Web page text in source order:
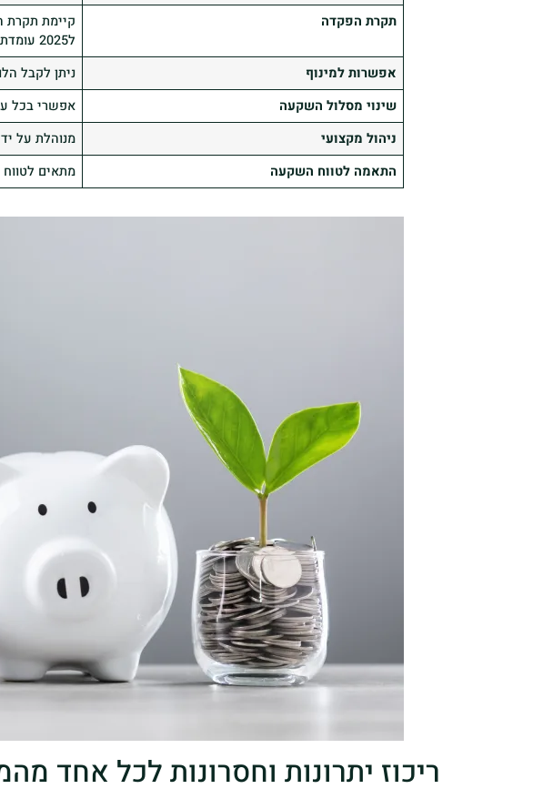
תקרת הפקדה
קיימת תקרת
ל2025 עומדת על 81,711 ש"ח לשנה.
אפשרות למינוף ניתן לקבל
שינוי מסלול השקעה
אפשרי בכל
ניהול מקצועי
מנוהלת על
התאמה לטווח השקעה
מתאים לטווח
ריכוז יתרונות וחסרונות לכל אחד